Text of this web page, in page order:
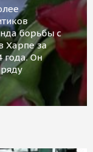
борьбы с
Харпе за
года. Он